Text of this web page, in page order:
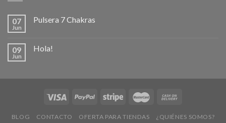
07
Jun
Pulsera 7 Chakras
09
Jun
Hola!
BLOG CONTACTO OFERTA PARA TIENDAS ¿QUIÉNES SOMOS?